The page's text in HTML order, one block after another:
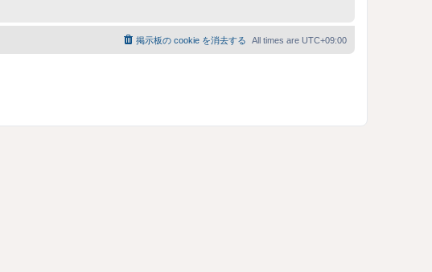
All times are UTC+09:00
掲示板の cookie を消去する